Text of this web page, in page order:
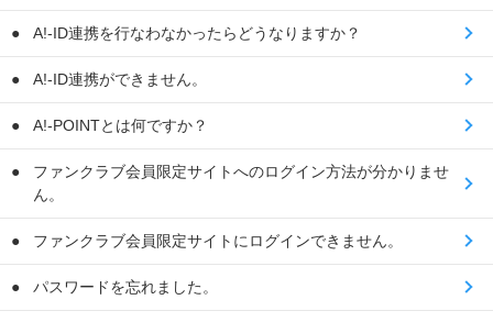
A!-ID連携を行なわなかったらどうなりますか？
A!-ID連携ができません。
A!-POINTとは何ですか？
ファンクラブ会員限定サイトへのログイン方法が分かりませ
ん。
ファンクラブ会員限定サイトにログインできません。
パスワードを忘れました。